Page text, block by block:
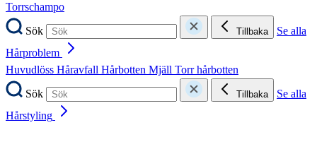
Torrschampo
Sök
Tillbaka
Se alla
Hårproblem
Huvudlöss Håravfall Hårbotten Mjäll Torr hårbotten
Sök
Tillbaka
Se alla
Hårstyling